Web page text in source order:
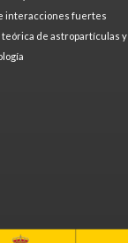
interacciones fuertes
teórica de astropartículas y